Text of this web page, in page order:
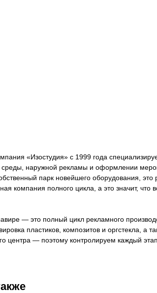
«Изостудия» с 1999 года
среды, наружной рекламы и оформлении
парк новейшего оборудования,
компания полного цикла, а это значит, что
— это полный цикл рекламного
пластиков, композитов и оргстекла,
центра — поэтому контролируем каждый